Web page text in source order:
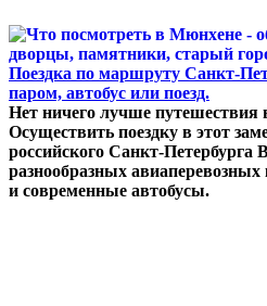
Поездка по маршруту Санкт-
паром, автобус или поезд.
Нет ничего лучше путешествия
Осуществить поездку в этот
российского Санкт-Петербурга
разнообразных
и современные автобусы.